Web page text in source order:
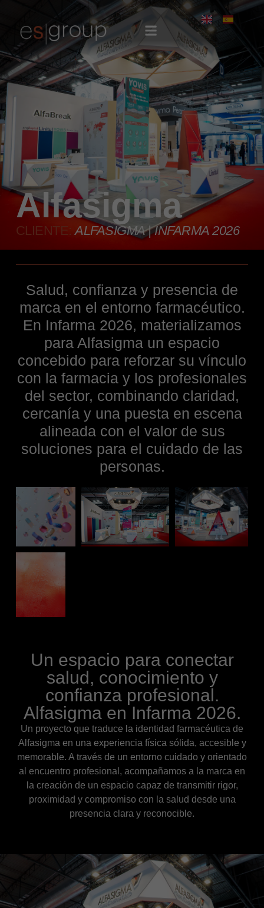
Alfasigma
CLIENTE:ALFASIGMA | INFARMA 2026
Salud, confianza y presencia de
marca en el entorno farmacéutico.
En Infarma 2026, materializamos
para Alfasigma un espacio
concebido para reforzar su vínculo
con la farmacia y los profesionales
del sector, combinando claridad,
cercanía y una puesta en escena
alineada con el valor de sus
soluciones para el cuidado de las
personas.
Un espacio para conectar
salud, conocimiento y
confianza profesional.
Alfasigma en Infarma 2026.
Un proyecto que traduce la identidad farmacéutica de
Alfasigma en una experiencia física sólida, accesible y
memorable. A través de un entorno cuidado y orientado
al encuentro profesional, acompañamos a la marca en
la creación de un espacio capaz de transmitir rigor,
proximidad y compromiso con la salud desde una
presencia clara y reconocible.